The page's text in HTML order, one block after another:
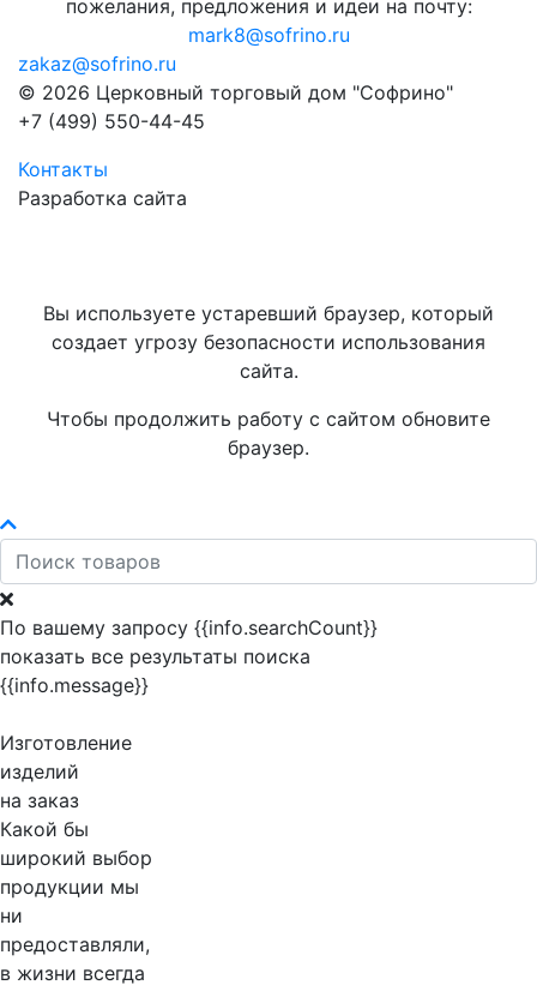
пожелания, предложения и идеи на почту:
mark8@sofrino.ru
zakaz@sofrino.ru
© 2026 Церковный торговый дом "Софрино"
+7 (499) 550-44-45
Контакты
Разработка сайта
Вы используете устаревший браузер, который
создает угрозу безопасности использования
сайта.
Чтобы продолжить работу с сайтом обновите
браузер.
По вашему запросу {{info.searchCount}}
показать все результаты поиска
{{info.message}}
Изготовление
изделий
на заказ
Какой бы
широкий выбор
продукции мы
ни
предоставляли,
в жизни всегда